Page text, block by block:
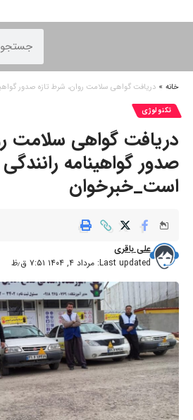
خانه » دریافت گواهی سلامت روان، شرط تازه صدور
تکنولوژی
دریافت گواهی سلامت
صدور گواهینامه رانندگی
است_خبرخوان
Last updated: مرداد ۴, ۱۴۰۴ ۷:۵۱ ق٫ظ
علی باقری